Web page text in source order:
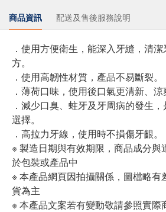
商品資訊 配送及售後服務說明
．使用方便衛生，能深入牙縫，清
方。
．使用高韌性材質，產品不易斷裂。
．薄荷口味，使用後口氣更清新、涼
．減少口臭、蛀牙及牙周病的發生
選擇。
．高拉力牙線，使用時不損傷牙齦。
※ 製造日期與有效期限，商品成分與
於包裝或產品中
※ 本產品網頁因拍攝關係，圖檔略有
貨為主
※ 本產品文案若有變動敬請參照實際